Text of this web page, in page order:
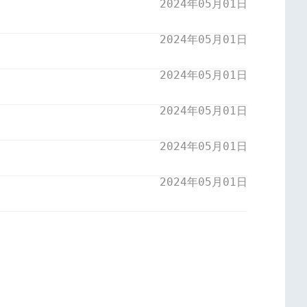
2024年05月01日
2024年05月01日
2024年05月01日
2024年05月01日
2024年05月01日
2024年05月01日